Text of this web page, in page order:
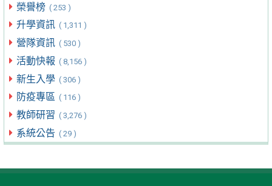
榮譽榜 ( 253 )
升學資訊 ( 1,311 )
營隊資訊 ( 530 )
活動快報 ( 8,156 )
新生入學 ( 306 )
防疫專區 ( 116 )
教師研習 ( 3,276 )
系統公告 ( 29 )